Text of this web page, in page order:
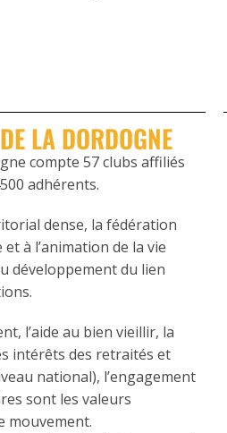
LA DORDOGNE
compte 57 clubs affiliés
adhérents.
dense, la fédération
à l’animation de la vie
développement du lien
l’aide au bien vieillir, la
intérêts des retraités et
national), l’engagement
sont les valeurs
mouvement.